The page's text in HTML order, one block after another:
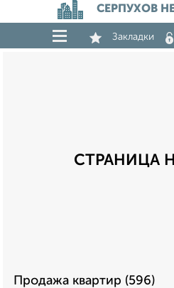
СЕРПУХОВ
Закладки
СТРАНИЦА
Продажа квартир (596)